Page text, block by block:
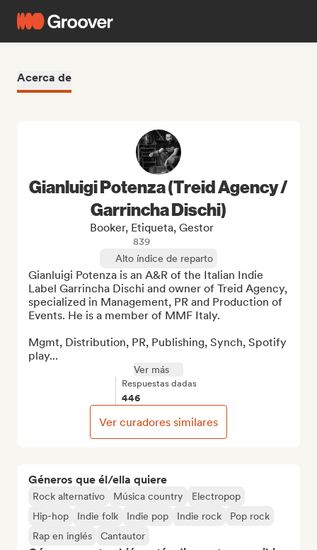
Acerca de
Géneros que él/ella quiere
Rock alternativo Música country
Electropop
Hip-hop
Indie folk Indie pop Indie rock
Pop rock
Rap en inglés
Cantautor
Gianluigi Potenza (Treid Agency /
Garrincha Dischi)
Booker, Etiqueta, Gestor
839
Alto índice de reparto
Gianluigi Potenza is an A&R of the Italian Indie
Label Garrincha Dischi and owner of Treid Agency,
specialized in Management, PR and Production of
Events. He is a member of MMF Italy.
Mgmt, Distribution, PR, Publishing, Synch, Spotify
play...
Ver más
Respuestas dadas
446
Ver curadores similares